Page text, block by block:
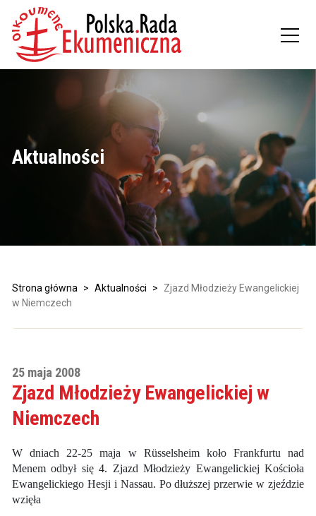
Aktualności
Strona główna > Aktualności >
Zjazd Młodzieży Ewangelickiej
w Niemczech
25 maja 2008
Zjazd Młodzieży Ewangelickiej w
Niemczech
W dniach 22-25 maja w Rüsselsheim koło Frankfurtu nad
Menem odbył się 4. Zjazd Młodzieży Ewangelickiej Kościoła
Ewangelickiego Hesji i Nassau. Po dłuższej przerwie w zjeździe
wzięła